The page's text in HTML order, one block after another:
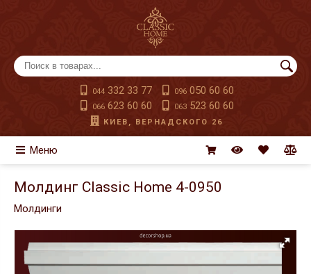
044 332 33 77 096050 60 60
066 623 60 60 063523 60 60
КИЕВ, ВЕРНАДСКОГО 26
Меню
Молдинг Classic Home 4-0950
Молдинги